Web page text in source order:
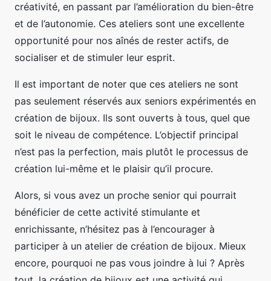
créativité, en passant par l’amélioration du bien-être
et de l’autonomie. Ces ateliers sont une excellente
opportunité pour nos aînés de rester actifs, de
socialiser et de stimuler leur esprit.
Il est important de noter que ces ateliers ne sont
pas seulement réservés aux seniors expérimentés en
création de bijoux. Ils sont ouverts à tous, quel que
soit le niveau de compétence. L’objectif principal
n’est pas la perfection, mais plutôt le processus de
création lui-même et le plaisir qu’il procure.
Alors, si vous avez un proche senior qui pourrait
bénéficier de cette activité stimulante et
enrichissante, n’hésitez pas à l’encourager à
participer à un atelier de création de bijoux. Mieux
encore, pourquoi ne pas vous joindre à lui ? Après